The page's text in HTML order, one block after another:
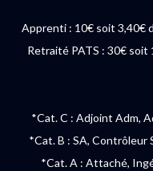
Apprenti : 10€ soit 3,40€
Retraité PATS : 30€
*Cat. C : Adjoint Adm,
*Cat. B : SA, Contrôleur
*Cat. A : Attaché,